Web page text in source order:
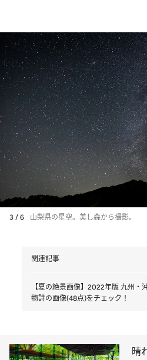
3 / 6 山梨県の星空。美し森から撮影。
関連記事
【夏の絶景画像】2022年版 九州・
物詩の画像(48点)をチェック！
晴